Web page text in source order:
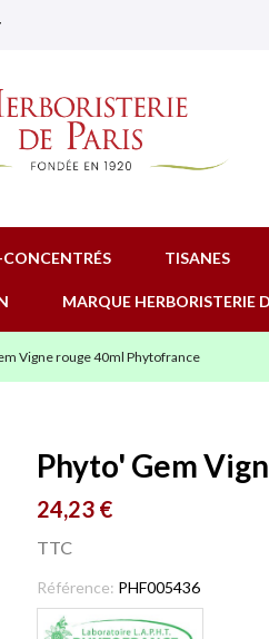
TISANES
MARQUE HERBORISTERIE
Vigne rouge 40ml Phytofrance
Phyto' Gem
24,23 €
TTC
Référence: PHF005436